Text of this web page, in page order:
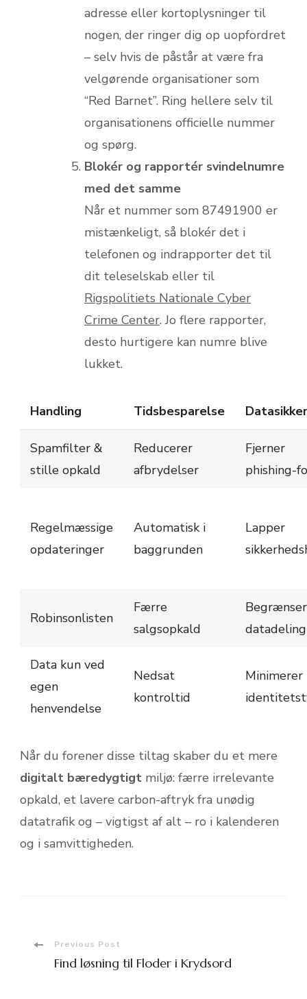
adresse eller kortoplysninger til
nogen, der ringer dig op uopfordret
– selv hvis de påstår at være fra
velgørende organisationer som
“Red Barnet”. Ring hellere selv til
organisationens officielle nummer
og spørg.
Blokér og rapportér svindelnumre
med det samme
Når et nummer som 87491900 er
mistænkeligt, så blokér det i
telefonen og indrapporter det til
dit teleselskab eller til
Rigspolitiets Nationale Cyber
Crime Center. Jo flere rapporter,
desto hurtigere kan numre blive
lukket.
Handling Tidsbesparelse
Spamfilter &
stille opkald
Reducerer
afbrydelser
Fjerner
phishing-
Regelmæssige
opdateringer
Automatisk i
baggrunden
Lapper
Robinsonlisten
Færre
salgsopkald
Begrænser
datadeling
Data kun ved
egen
henvendelse
Nedsat
kontroltid
Minimerer
Når du forener disse tiltag skaber du et mere
digitalt bæredygtigt miljø: færre irrelevante
opkald, et lavere carbon-aftryk fra unødig
datatrafik og – vigtigst af alt – ro i kalenderen
og i samvittigheden.
PostPrevious Post
Find løsning til Floder i Krydsord